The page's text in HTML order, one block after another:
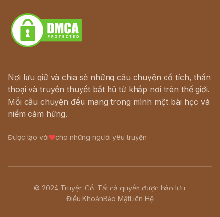
Nơi lưu giữ và chia sẻ những câu chuyện cổ tích, thần
thoại và truyền thuyết bất hủ từ khắp nơi trên thế giới.
Mỗi câu chuyện đều mang trong mình một bài học và
niềm cảm hứng.
Được tạo với cho những người yêu truyện
© 2024 Truyện Cổ. Tất cả quyền được bảo lưu.
Điều KhoảnBảo MậtLiên Hệ